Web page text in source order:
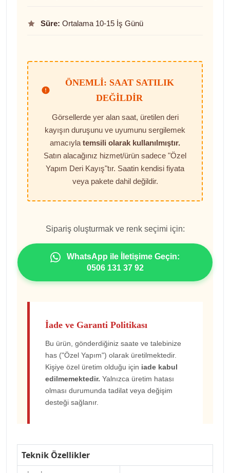
Süre: Ortalama 10-15 İş Günü
ÖNEMLI: SAAT SATILIK
DEĞILDIR
Görsellerde yer alan saat, üretilen deri
kayışın duruşunu ve uyumunu sergilemek
amacıyla temsili olarak kullanılmıştır.
Satın alacağınız hizmet/ürün sadece "Özel
Yapım Deri Kayış"tır. Saatin kendisi fiyata
veya pakete dahil değildir.
Sipariş oluşturmak ve renk seçimi için:
WhatsApp ile İletişime Geçin:
0506 131 37 92
İade ve Garanti Politikası
Bu ürün, gönderdiğiniz saate ve talebinize
has ("Özel Yapım") olarak üretilmektedir.
Kişiye özel üretim olduğu için iade kabul
edilmemektedir. Yalnızca üretim hatası
olması durumunda tadilat veya değişim
desteği sağlanır.
Teknik Özellikler